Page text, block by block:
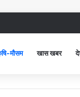
में गंदगी देख भड़कीं DC,
मौसम खास खबर